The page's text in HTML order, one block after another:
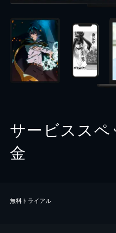
サービスス
金
無料トライアル